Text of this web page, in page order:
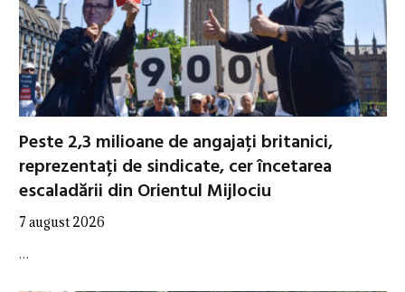
Peste 2,3 milioane de angajați britanici,
reprezentați de sindicate, cer încetarea
escaladării din Orientul Mijlociu
7 august 2026
…